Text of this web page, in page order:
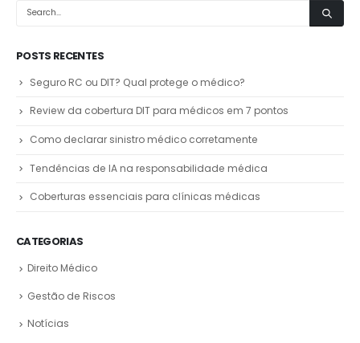
POSTS RECENTES
Seguro RC ou DIT? Qual protege o médico?
Review da cobertura DIT para médicos em 7 pontos
Como declarar sinistro médico corretamente
Tendências de IA na responsabilidade médica
Coberturas essenciais para clínicas médicas
CATEGORIAS
Direito Médico
Gestão de Riscos
Notícias